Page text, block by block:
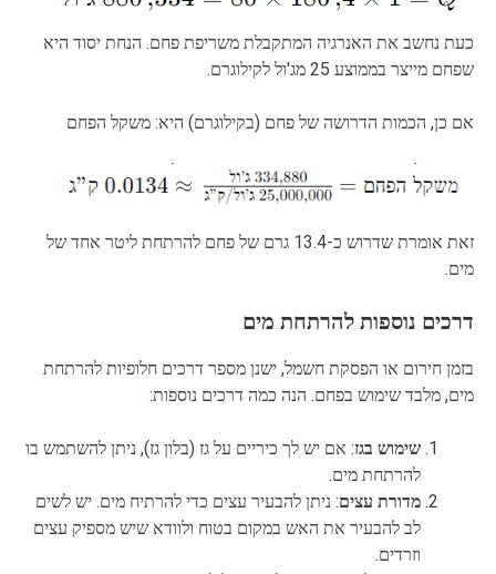
כעת נחשב את האנרגיה המתקבלת משריפת פחם. הנחת יסוד היא
שפחם מייצר בממוצע 25 מג'ול לקילוגרם.
אם כן, הכמות הדרושה של פחם (בקילוגרם) היא: משקל הפחם
זאת אומרת שדרוש כ-13.4 גרם של פחם להרתחת ליטר אחד של
מים.
דרכים נוספות להרתחת מים
בזמן חירום או הפסקת חשמל, ישנן מספר דרכים חלופיות להרתחת
מים, מלבד שימוש בפחם. הנה כמה דרכים נוספות:
שימוש בגז: אם יש לך כיריים על גז (בלון גז), ניתן להשתמש בו
להרתחת מים.
מדורת עצים: ניתן להבעיר עצים כדי להרתיח מים. יש לשים
לב להבעיר את האש במקום בטוח ולוודא שיש מספיק עצים
וזרדים.